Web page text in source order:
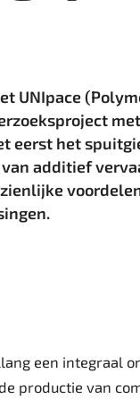
UNIpace
eerst het
additief
een integraal
productie van